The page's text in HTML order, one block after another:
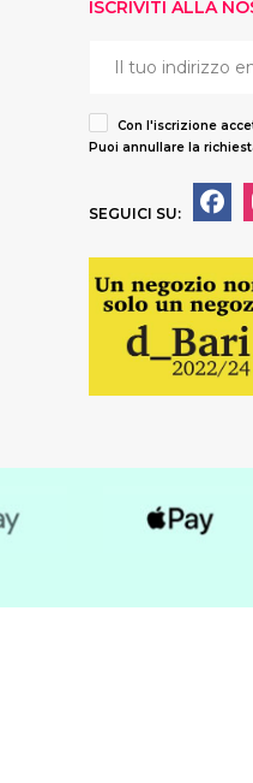
ISCRIVITI ALLA
Con l'iscrizione
Puoi annullare la
SEGUICI SU: